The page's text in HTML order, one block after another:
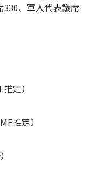
、軍人代表議席
定）
推定）